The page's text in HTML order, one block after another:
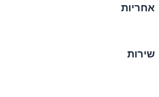
אחריות
שירות